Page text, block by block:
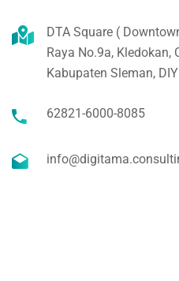
DTA Square (
Raya No.9a, Kledokan,
Kabupaten Sleman,
62821-6000-8085